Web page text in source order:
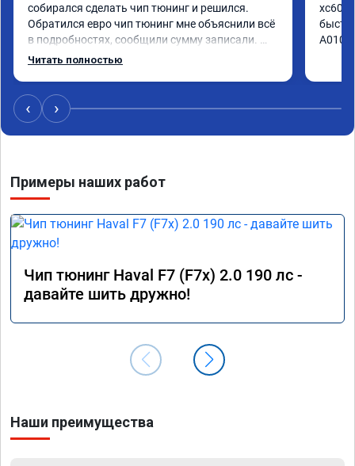
собирался сделать чип тюнинг и решился.
Обратился евро чип тюнинг мне объяснили всё
в подробностях, сообщили сумму записали.
Приехал в назначенное время 2.5 часа и
своё дело рекомендую 👍
Читать полностью
xc60
‹ ›
Примеры наших работ
Чип тюнинг Haval F7 (F7x) 2.0 190 лс -
давайте шить дружно!
Наши преимущества